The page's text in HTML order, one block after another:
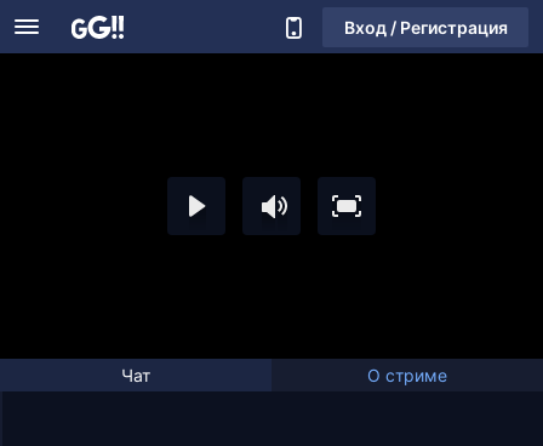
Вход / Регистрация
Чат О стриме